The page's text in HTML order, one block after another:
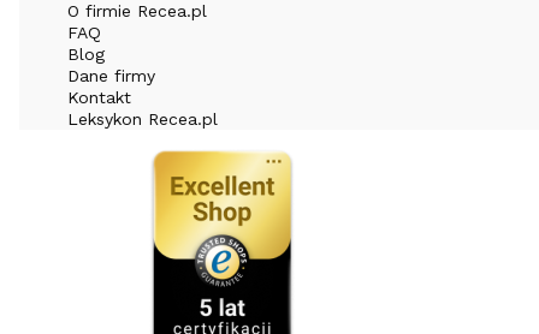
O firmie Recea.pl
FAQ
Blog
Dane firmy
Kontakt
Leksykon Recea.pl